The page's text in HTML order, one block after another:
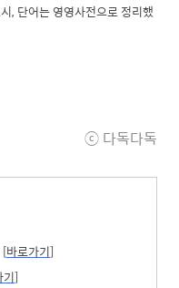
, 단어는 영영사전으로 정리했
ⓒ 다독다독
[바로가기]
기]